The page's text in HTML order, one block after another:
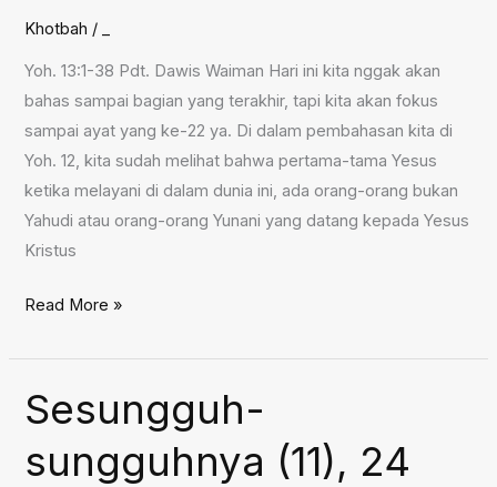
Khotbah /
Yoh. 13:1-38 Pdt. Dawis Waiman Hari ini kita nggak akan
bahas sampai bagian yang terakhir, tapi kita akan fokus
sampai ayat yang ke-22 ya. Di dalam pembahasan kita di
Yoh. 12, kita sudah melihat bahwa pertama-tama Yesus
ketika melayani di dalam dunia ini, ada orang-orang bukan
Yahudi atau orang-orang Yunani yang datang kepada Yesus
Kristus
Sesungguh-
(12),
31
Mei
2026
Read More »
Sesungguh-
sungguhnya (11), 24